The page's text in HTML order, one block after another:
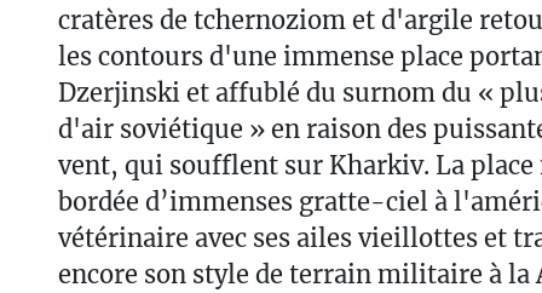
cratères de tchernoziom et d'argile
les contours d'une immense place
Dzerjinski et affublé du surnom du «
d'air soviétique » en raison des
vent, qui soufflent sur Kharkiv. La place
bordée d’immenses gratte-ciel à
vétérinaire avec ses ailes vieillottes et
encore son style de terrain militaire à la